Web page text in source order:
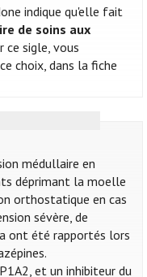
indique qu'elle fait
de soins aux
ce sigle, vous
choix, dans la fiche
médullaire en
déprimant la moelle
orthostatique en cas
sévère, de
ont été rapportés lors
et un inhibiteur du